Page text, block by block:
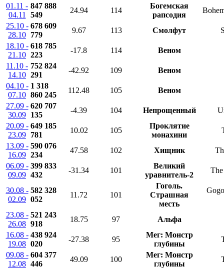
01.11 -
04.11
847 888
549
24.94 114
Богемская
рапсодия
25.10 -
28.10
678 609
779
9.67 113 Смолфут
18.10 -
21.10
618 785
223
-17.8 114
Веном
11.10 -
14.10
752 824
291
-42.92 109
Веном
04.10 -
07.10
1 318
860 245
112.48 105
Веном
27.09 -
30.09
620 707
135
-4.39 104 Непрощенный
20.09 -
23.09
649 185
781
10.02 105
Проклятие
монахини
13.09 -
16.09
590 076
234
47.58 102 Хищник
06.09 -
09.09
399 833
432
-31.34 101
Великий
уравнитель-2
30.08 -
02.09
582 328
052
11.72 101
Гоголь.
Страшная
месть
23.08 -
26.08
521 243
918
18.75 97
Альфа
16.08 -
19.08
438 924
020
-27.38 95
Мег: Монстр
глубины
09.08 -
12.08
604 377
446
49.09 100
Мег: Монстр
глубины